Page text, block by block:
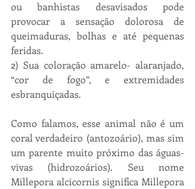
ou banhistas desavisados pode
provocar a sensação dolorosa de
queimaduras, bolhas e até pequenas
feridas.
2) Sua coloração amarelo- alaranjado,
“cor de fogo”, e extremidades
esbranquiçadas.
Como falamos, esse animal não é um
coral verdadeiro (antozoário), mas sim
um parente muito próximo das águas-
vivas (hidrozoários). Seu nome
Millepora alcicornis significa Millepora